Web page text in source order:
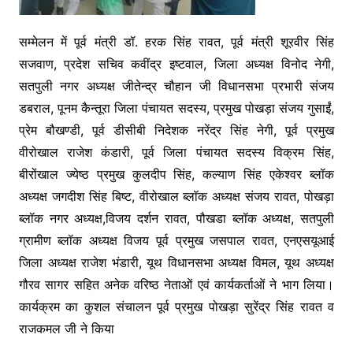
सम्मेलन में पूर्व मंत्री डॉ. हरक सिंह रावत, पूर्व मंत्री शूरवीर सिंह
सजवाण, प्रदेश सचिव कवींद्र इष्टवाल, जिला अध्यक्ष विनोद नेगी,
सतपुली नगर अध्यक्ष जीतेन्द्र चौहान जी विधानसभा प्रभारी संजय
डबराल, पूनम कैन्तूरा जिला पंचायत सदस्य, प्रमुख पोखड़ा संजय गुसाईं,
प्रेम बौखण्डी, पूर्व डीसीबी निदेशक नरेंद्र सिंह नेगी, पूर्व प्रमुख
वीरोखाल राजेश कंडारी, पूर्व जिला पंचायत सदस्य विक्रम सिंह,
बीरोंखाल ज्येष्ठ प्रमुख कुलदीप सिंह, कल्याण सिंह एकेश्वर ब्लॉक
अध्यक्ष जगदीश सिंह बिष्ट, वीरोखाल ब्लॉक अध्यक्ष संजय रावत, पोखड़ा
ब्लॉक नगर अध्यक्ष,विजय दर्शन रावत, पौखडा ब्लॉक अध्यक्ष, सतपुली
ग्रामीण ब्लॉक अध्यक्ष विजय पूर्व प्रमुख जसपाल रावत, एनएसयूआई
जिला अध्यक्ष राजेश भंडारी, यूथ विधानसभा अध्यक्ष विमल, यूथ अध्यक्ष
गौरव सागर सहित अनेक वरिष्ठ नेताओं एवं कार्यकर्ताओं ने भाग लिया।
कार्यक्रम का कुशल संचालन पूर्व प्रमुख पोखड़ा सुरेंद्र सिंह रावत व
राजकमल जी ने किया